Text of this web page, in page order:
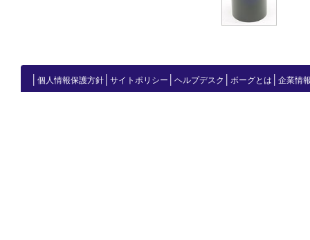
個人情報保護方針 サイトポリシー ヘルプデスク ボーグとは 企業情